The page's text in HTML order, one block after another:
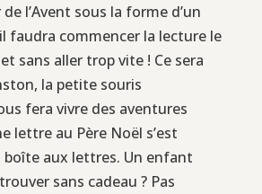
l’Avent sous la forme d’un
faudra commencer la lecture le
sans aller trop vite ! Ce sera
la petite souris
fera vivre des aventures
lettre au Père Noël s’est
boîte aux lettres. Un enfant
sans cadeau ? Pas